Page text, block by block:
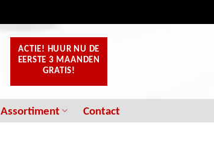
ACTIE! HUUR NU DE
EERSTE 3 MAANDEN
GRATIS!
Assortiment Contact